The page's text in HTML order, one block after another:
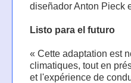
diseñador Anton Pieck
Listo para el futuro
« Cette adaptation est
climatiques, tout en
et l'expérience de